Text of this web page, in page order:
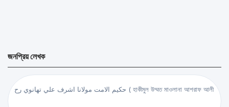
জনপ্রিয় লেখক
حكيم الامت مولانا اشرف علي تهانوي رح ( হাকীমুল উম্মত মাওলানা আশরাফ আলী